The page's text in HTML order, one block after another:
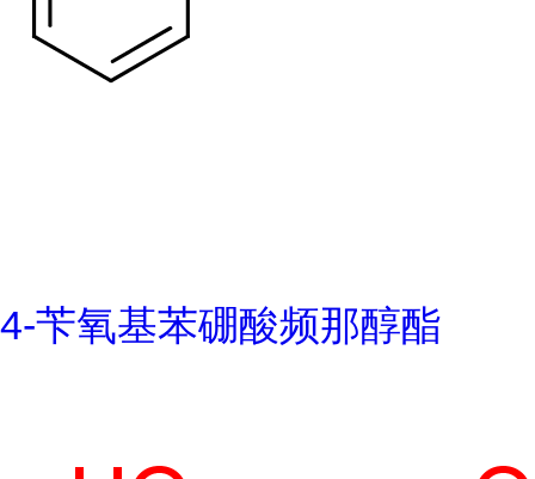
4-苄氧基苯硼酸频那醇酯